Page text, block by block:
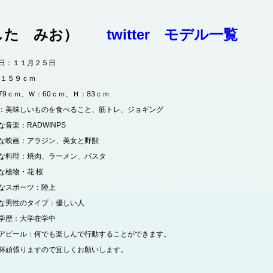
た みお） twitter モデル一覧
：１１月２５日
５９ｃｍ
ｃｍ、Ｗ：60ｃｍ、Ｈ：83ｃｍ
美味しいものを食べること、筋トレ、ジョギング
音楽：RADWINPS
映画：アラジン、美女と野獣
料理：焼肉、ラーメン、パスタ
植物・花:桜
スポーツ：陸上
男性のタイプ：優しい人
歴：大学在学中
ピール：何でも楽しんで行動することができます。
頑張りますので宜しくお願いします。